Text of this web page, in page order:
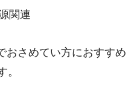
関連
おさめてい方におすすめ
。